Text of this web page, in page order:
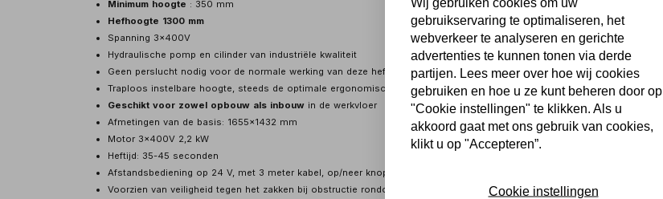
Minimum hoogte : 350 mm
Hefhoogte 1300 mm
Spanning 3x400V
Hydraulische pomp en cilinder van industriële kwaliteit
Geen perslucht nodig voor de normale werking van deze heftafel
Traploos instelbare hoogte, steeds de optimale ergonomische werkhoogte
Geschikt voor zowel opbouw als inbouw in de werkvloer
Afmetingen van de basis: 1655x1432 mm
Motor 3x400V 2,2 kW
Heftijd: 35-45 seconden
Afstandsbediening op 24 V, met 3 meter kabel, op/neer knop en noodstop
Voorzien van veiligheid tegen het zakken bij obstructie rondom de tafel (voetbeveiliging)
gebruikservaring te optimaliseren, het
webverkeer te analyseren en gerichte
advertenties te kunnen tonen via derde
partijen. Lees meer over hoe wij cookies
gebruiken en hoe u ze kunt beheren door op
"Cookie instellingen" te klikken. Als u
akkoord gaat met ons gebruik van cookies,
klikt u op "Accepteren”.
Cookie instellingen